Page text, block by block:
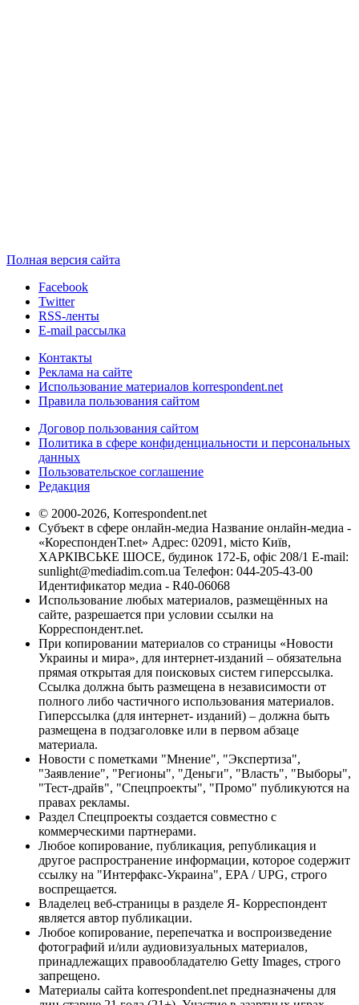
Полная версия сайта
Facebook
Twitter
RSS-ленты
E-mail рассылка
Контакты
Реклама на сайте
Использование материалов korrespondent.net
Правила пользования сайтом
Договор пользования сайтом
Политика в сфере конфиденциальности и персональных
данных
Пользовательское соглашение
Редакция
© 2000-2026, Korrespondent.net
Субъект в сфере онлайн-медиа Название онлайн-медиа -
«КореспонденТ.net» Адрес: 02091, місто Київ,
ХАРКІВСЬКЕ ШОСЕ, будинок 172-Б, офіс 208/1 E-mail:
sunlight@mediadim.com.ua Телефон: 044-205-43-00
Идентификатор медиа - R40-06068
Использование любых материалов, размещённых на
сайте, разрешается при условии ссылки на
Корреспондент.net.
При копировании материалов со страницы «Новости
Украины и мира», для интернет-изданий – обязательна
прямая открытая для поисковых систем гиперссылка.
Ссылка должна быть размещена в независимости от
полного либо частичного использования материалов.
Гиперссылка (для интернет- изданий) – должна быть
размещена в подзаголовке или в первом абзаце
материала.
Новости с пометками "Мнение", "Экспертиза",
"Заявление", "Регионы", "Деньги", "Власть", "Выборы",
"Тест-драйв", "Спецпроекты", "Промо" публикуются на
правах рекламы.
Раздел Спецпроекты создается совместно с
коммерческими партнерами.
Любое копирование, публикация, републикация и
другое распространение информации, которое содержит
ссылку на "Интерфакс-Украина", EPA / UPG, строго
воспрещается.
Владелец веб-страницы в разделе Я- Корреспондент
является автор публикации.
Любое копирование, перепечатка и воспроизведение
фотографий и/или аудиовизуальных материалов,
принадлежащих правообладателю Getty Images, строго
запрещено.
Материалы сайта korrespondent.net предназначены для